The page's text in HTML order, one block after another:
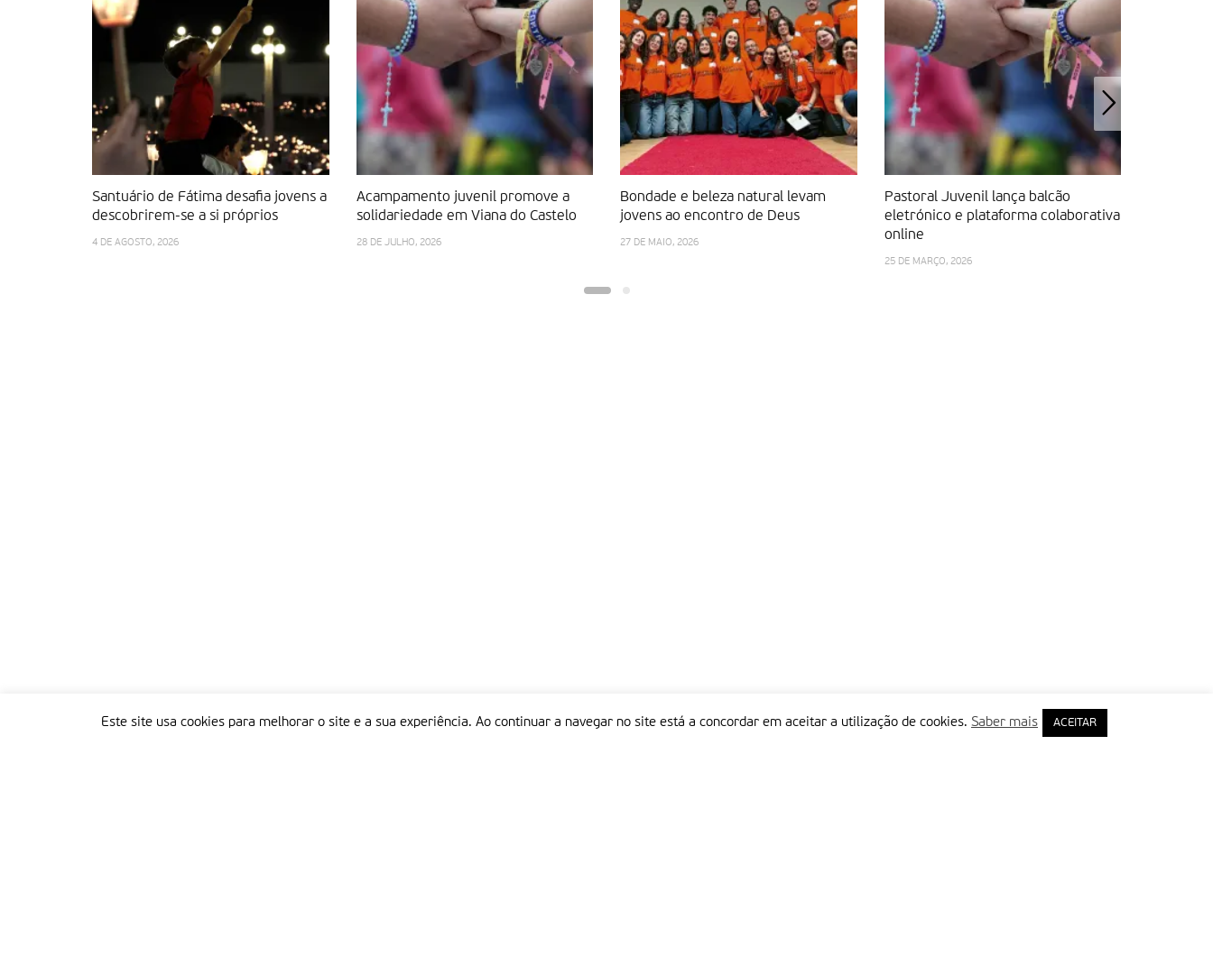
Santuário de Fátima desafia jovens a
descobrirem-se a si próprios
4 DE AGOSTO, 2026
Acampamento juvenil promove a
solidariedade em Viana do Castelo
28 DE JULHO, 2026
Bondade e beleza natural levam
jovens ao encontro de Deus
27 DE MAIO, 2026
Pastoral Juvenil lança balcão
eletrónico e plataforma colaborativa
online
25 DE MARÇO, 2026
Este site usa cookies para melhorar o site e a sua experiência. Ao continuar a navegar no site está a concordar em aceitar a utilização de cookies. Saber mais ACEITAR